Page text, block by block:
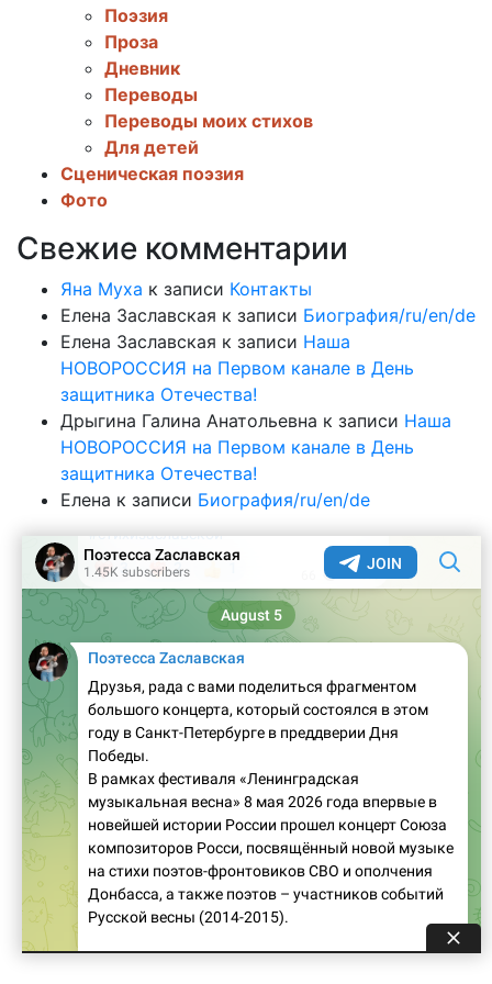
Поэзия
Проза
Дневник
Переводы
Переводы моих стихов
Для детей
Сценическая поэзия
Фото
Свежие комментарии
Яна Муха к записи Контакты
Елена Заславская к записи Биография/ru/en/de
Елена Заславская к записи Наша
НОВОРОССИЯ на Первом канале в День
защитника Отечества!
Дрыгина Галина Анатольевна к записи Наша
НОВОРОССИЯ на Первом канале в День
защитника Отечества!
Елена к записи Биография/ru/en/de